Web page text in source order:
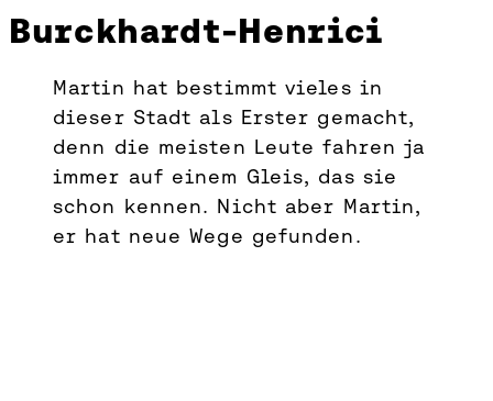
History:
Interview
mit
der
Familie
Burckhardt-Henrici
Martin hat bestimmt vieles in
dieser Stadt als Erster gemacht,
denn die meisten Leute fahren ja
immer auf einem Gleis, das sie
schon kennen. Nicht aber Martin,
er hat neue Wege gefunden.